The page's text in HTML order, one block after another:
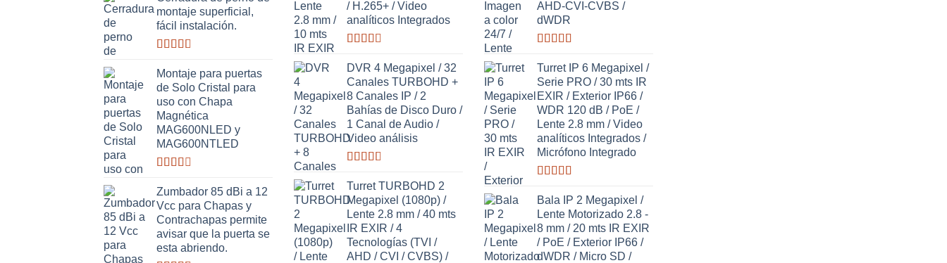
2.51
de 5
montaje superficial,
fácil instalación.
con
2.63
de 5
Montaje para puertas
de Solo Cristal para
uso con Chapa
Magnética
MAG600NLED y
MAG600NTLED
con
2.50
de 5
Zumbador 85 dBi a 12
Vcc para Chapas y
Contrachapas permite
avisar que la puerta se
esta abriendo.
/ H.265+ / Video
analíticos Integrados
con
2.58
de 5
DVR 4 Megapixel / 32
Canales TURBOHD +
8 Canales IP / 2
Bahías de Disco Duro /
1 Canal de Audio /
Video análisis
con
2.65
de 5
Turret TURBOHD 2
Megapixel (1080p) /
Lente 2.8 mm / 40 mts
IR EXIR / 4
Tecnologías (TVI /
AHD / CVI / CVBS) /
AHD-CVI-CVBS /
dWDR
con3.63
de 5
Turret IP 6 Megapixel /
Serie PRO / 30 mts IR
EXIR / Exterior IP66 /
WDR 120 dB / PoE /
Lente 2.8 mm / Video
analíticos Integrados /
Micrófono Integrado
con
3.27de
5
Bala IP 2 Megapixel /
Lente Motorizado 2.8 -
8 mm / 20 mts IR EXIR
/ PoE / Exterior IP66 /
dWDR / Micro SD /